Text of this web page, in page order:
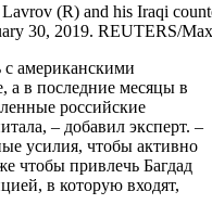
(R) and his Iraqi
30, 2019. REUTERS/
с американскими
в последние месяцы в
российские
– добавил эксперт. –
усилия, чтобы активно
чтобы привлечь Багдад
в которую входят,